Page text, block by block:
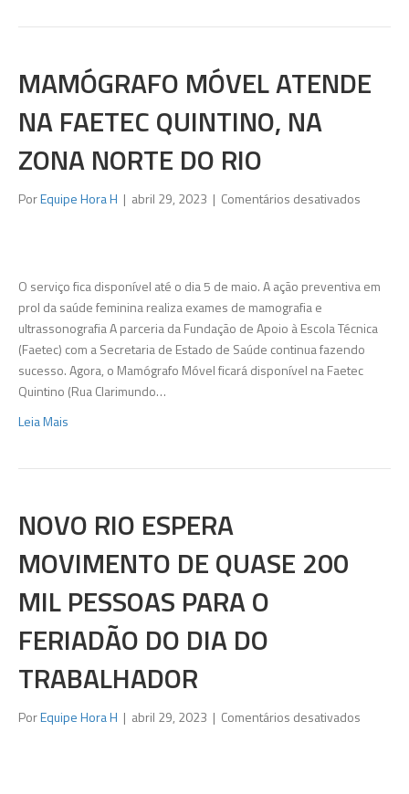
do
ele
se
MAMÓGRAFO MÓVEL ATENDE
NA FAETEC QUINTINO, NA
ZONA NORTE DO RIO
PorEquipe Hora H | abril 29, 2023 | Comentários desativados
na
Quintino,
na
Zona
O serviço fica disponível até o dia 5 de maio. A ação preventiva em
prol da saúde feminina realiza exames de mamografia e
ultrassonografia A parceria da Fundação de Apoio à Escola Técnica
(Faetec) com a Secretaria de Estado de Saúde continua fazendo
sucesso. Agora, o Mamógrafo Móvel ficará disponível na Faetec
Quintino (Rua Clarimundo…
Leia Mais
NOVO RIO ESPERA
MOVIMENTO DE QUASE 200
MIL PESSOAS PARA O
FERIADÃO DO DIA DO
TRABALHADOR
PorEquipe Hora H | abril 29, 2023 | Comentários desativados